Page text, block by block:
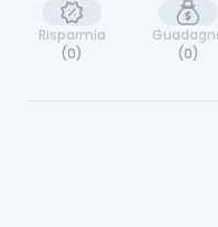
Risparmia
(0)
(0)